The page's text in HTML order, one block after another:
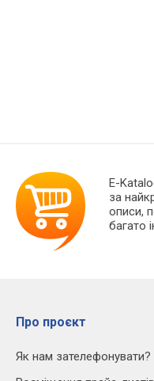
E-
за
описи,
багато
Про проєкт
Як нам зателефонувати?